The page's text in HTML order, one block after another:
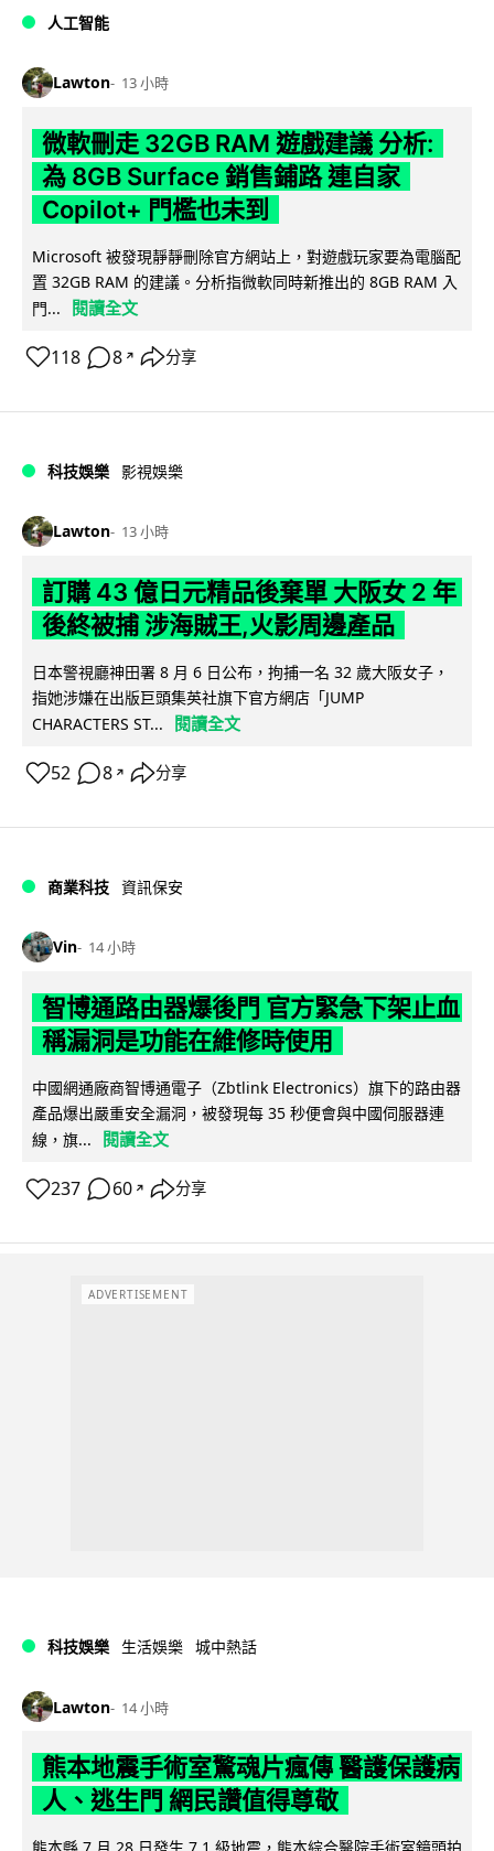
人工智能
Lawton 13 小時
微軟刪走 32GB RAM 遊戲建議 分析:
為 8GB Surface 銷售鋪路 連自家
Copilot+ 門檻也未到
Microsoft 被發現靜靜刪除官方網站上，對遊戲玩家要為電腦配
置 32GB RAM 的建議。分析指微軟同時新推出的 8GB RAM 入
門...
閱讀全文
118 8 ↗ 分享
科技娛樂 影視娛樂
Lawton 13 小時
訂購 43 億日元精品後棄單 大阪女 2 年
後終被捕 涉海賊王,火影周邊產品
日本警視廳神田署 8 月 6 日公布，拘捕一名 32 歲大阪女子，
指她涉嫌在出版巨頭集英社旗下官方網店「JUMP
CHARACTERS ST...
閱讀全文
52 8 ↗ 分享
商業科技 資訊保安
Vin 14 小時
智博通路由器爆後門 官方緊急下架止血
稱漏洞是功能在維修時使用
中國網通廠商智博通電子（Zbtlink Electronics）旗下的路由器
產品爆出嚴重安全漏洞，被發現每 35 秒便會與中國伺服器連
線，旗...
閱讀全文
237 60 ↗ 分享
ADVERTISEMENT
科技娛樂 生活娛樂 城中熱話
Lawton 14 小時
熊本地震手術室驚魂片瘋傳 醫護保護病
人、逃生門 網民讚值得尊敬